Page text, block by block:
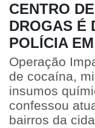
CENTRO
DROGAS É
POLÍCIA
Operação
de cocaína,
insumos
confessou
bairros da